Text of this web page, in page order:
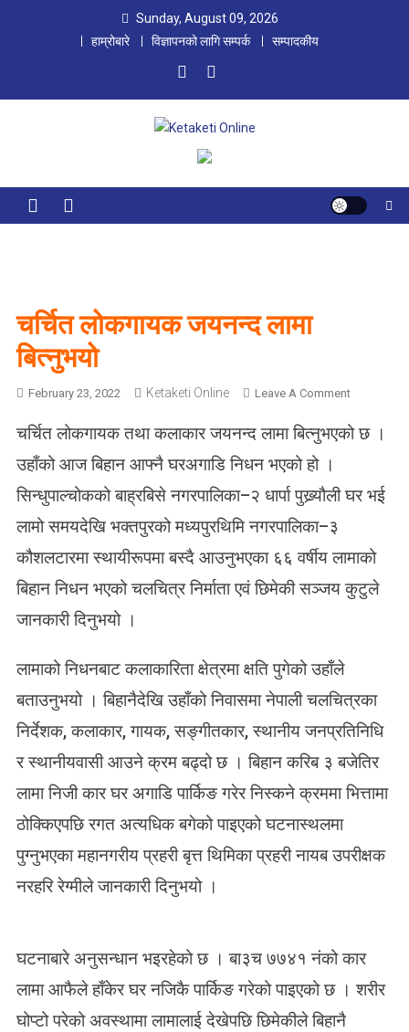
Sunday, August 09, 2026
हाम्रोबारे
विज्ञापनको लागि सम्पर्क सम्पादकीय
Ketaketi Online
First Nepali Online Magazine For Children
चर्चित लोकगायक जयनन्द लामा
बित्नुभयो
February 23, 2022 Ketaketi Online Leave A CommentO
च
लो
य
क
ज
मा
बि
भ
यो
चर्चित लोकगायक तथा कलाकार जयनन्द लामा बित्नुभएको छ ।
उहाँको आज बिहान आफ्नै घरअगाडि निधन भएको हो ।
सिन्धुपाल्चोकको बाह्रबिसे नगरपालिका–२ धार्पा पुख्र्यौली घर भई
लामो समयदेखि भक्तपुरको मध्यपुरथिमि नगरपालिका–३
कौशलटारमा स्थायीरूपमा बस्दै आउनुभएका ६६ वर्षीय लामाको
बिहान निधन भएको चलचित्र निर्माता एवं छिमेकी सञ्जय कुटुले
जानकारी दिनुभयो ।
लामाको निधनबाट कलाकारिता क्षेत्रमा क्षति पुगेको उहाँले
बताउनुभयो । बिहानैदेखि उहाँको निवासमा नेपाली चलचित्रका
निर्देशक, कलाकार, गायक, सङ्गीतकार, स्थानीय जनप्रतिनिधि
र स्थानीयवासी आउने क्रम बढ्दो छ । बिहान करिब ३ बजेतिर
लामा निजी कार घर अगाडि पार्किङ गरेर निस्कने क्रममा भित्तामा
ठोक्किएपछि रगत अत्यधिक बगेको पाइएको घटनास्थलमा
पुग्नुभएका महानगरीय प्रहरी बृत्त थिमिका प्रहरी नायब उपरीक्षक
नरहरि रेग्मीले जानकारी दिनुभयो ।
घटनाबारे अनुसन्धान भइरहेको छ । बा३च ७७४१ नंको कार
लामा आफैले हाँकेर घर नजिकै पार्किङ गरेको पाइएको छ । शरीर
घोप्टो परेको अवस्थामा लामालाई देखेपछि छिमेकीले बिहानै